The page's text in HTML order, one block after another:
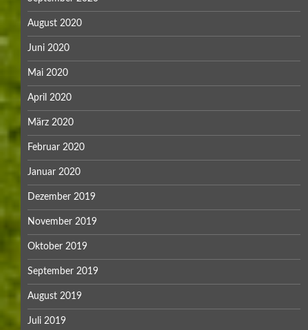
August 2020
Juni 2020
Mai 2020
April 2020
März 2020
Februar 2020
Januar 2020
Dezember 2019
November 2019
Oktober 2019
September 2019
August 2019
Juli 2019